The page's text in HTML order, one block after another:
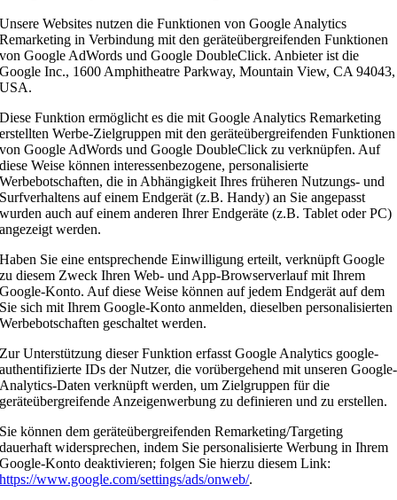
Unsere Websites nutzen die Funktionen von Google Analytics
Remarketing in Verbindung mit den geräteübergreifenden Funktionen
von Google AdWords und Google DoubleClick. Anbieter ist die
Google Inc., 1600 Amphitheatre Parkway, Mountain View, CA 94043,
USA.
Diese Funktion ermöglicht es die mit Google Analytics Remarketing
erstellten Werbe-Zielgruppen mit den geräteübergreifenden Funktionen
von Google AdWords und Google DoubleClick zu verknüpfen. Auf
diese Weise können interessenbezogene, personalisierte
Werbebotschaften, die in Abhängigkeit Ihres früheren Nutzungs- und
Surfverhaltens auf einem Endgerät (z.B. Handy) an Sie angepasst
wurden auch auf einem anderen Ihrer Endgeräte (z.B. Tablet oder PC)
angezeigt werden.
Haben Sie eine entsprechende Einwilligung erteilt, verknüpft Google
zu diesem Zweck Ihren Web- und App-Browserverlauf mit Ihrem
Google-Konto. Auf diese Weise können auf jedem Endgerät auf dem
Sie sich mit Ihrem Google-Konto anmelden, dieselben personalisierten
Werbebotschaften geschaltet werden.
Zur Unterstützung dieser Funktion erfasst Google Analytics google-
authentifizierte IDs der Nutzer, die vorübergehend mit unseren Google-
Analytics-Daten verknüpft werden, um Zielgruppen für die
geräteübergreifende Anzeigenwerbung zu definieren und zu erstellen.
Sie können dem geräteübergreifenden Remarketing/Targeting
dauerhaft widersprechen, indem Sie personalisierte Werbung in Ihrem
Google-Konto deaktivieren; folgen Sie hierzu diesem Link:
https://www.google.com/settings/ads/onweb/.